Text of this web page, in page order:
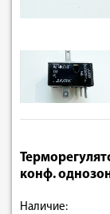
конф.
Наличие: